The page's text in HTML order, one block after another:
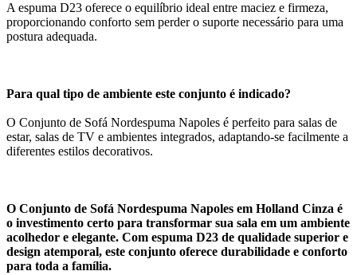
A espuma D23 oferece o equilíbrio ideal entre maciez e firmeza,
proporcionando conforto sem perder o suporte necessário para uma
postura adequada.
Para qual tipo de ambiente este conjunto é indicado?
O Conjunto de Sofá Nordespuma Napoles é perfeito para salas de
estar, salas de TV e ambientes integrados, adaptando-se facilmente a
diferentes estilos decorativos.
O Conjunto de Sofá Nordespuma Napoles em Holland Cinza é
o investimento certo para transformar sua sala em um ambiente
acolhedor e elegante. Com espuma D23 de qualidade superior e
design atemporal, este conjunto oferece durabilidade e conforto
para toda a família.